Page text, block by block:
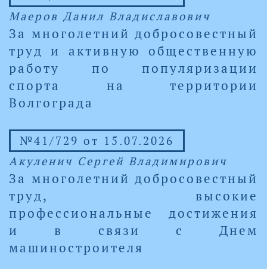
Маеров Данил Владиславович
За многолетний добросовестный
труд и активную общественную
работу по популяризации
спорта на территории
Волгограда
№41/729 от 15.07.2026
Акуленич Сергей Владимирович
За многолетний добросовестный
труд, высокие
профессиональные достижения
и в связи с Днем
машиностроителя